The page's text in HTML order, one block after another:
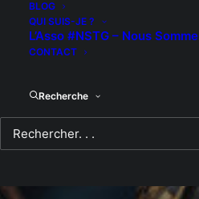
BLOG
QUI SUIS-JE ?
L’Asso #NSTG – Nous
CONTACT
Recherche